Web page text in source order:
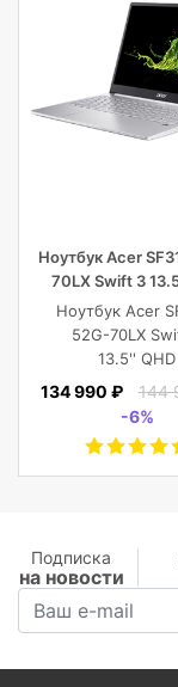
Ноутбук Acer
70LX Swift 3
Core i7 16 GB
Silver
Ноутбук Acer
52G-70LX
13.5'' QHD
(2256x1504)
Core i7-
1.30GHz
GB+1TB SSD/
MX350 2
кг/W10Pro/3Y/
134 990 ₽
144
-6%
Подписка
на новости